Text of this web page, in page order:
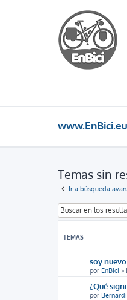
www.EnBici.eu
Temas sin
Ir a búsqueda
TEMAS
soy nuevo
por EnBici »
¿Qué
por